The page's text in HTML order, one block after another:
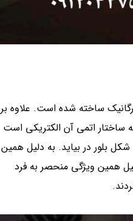
ساخته شده است. علاوه بر
اتمی آن الکتریکی است
بلور در بیاید. به دلیل همین
همین ویژگی منحصر به فرد